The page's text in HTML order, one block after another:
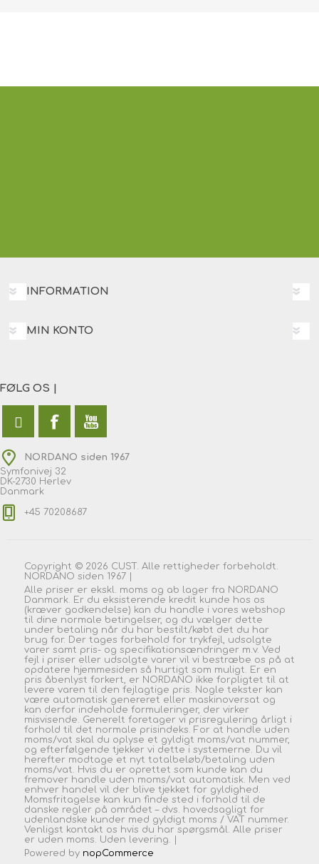
INFORMATION
MIN KONTO
FØLG OS |
NORDANO siden 1967
Symfonivej 32
DK-2730 Herlev
Danmark
+45 70208687
Copyright © 2026 CUST. Alle rettigheder forbeholdt.
NORDANO siden 1967 |
Alle priser er ekskl. moms og ab lager fra NORDANO
Danmark. Er du eksisterende kredit kunde hos os
(kræver godkendelse) kan du handle i vores webshop
til dine normale betingelser, og du vælger dette
under betaling når du har bestilt/købt det du har
brug for. Der tages forbehold for trykfejl, udsolgte
varer samt pris- og specifikationsændringer m.v. Ved
fejl i priser eller udsolgte varer vil vi bestræbe os på at
opdatere hjemmesiden så hurtigt som muligt. Er en
pris åbenlyst forkert, er NORDANO ikke forpligtet til at
levere varen til den fejlagtige pris. Nogle tekster kan
være automatisk genereret eller maskinoversat og
kan derfor indeholde formuleringer, der virker
misvisende. Generelt foretager vi prisregulering årligt i
forhold til det normale prisindeks. For at handle uden
moms/vat skal du oplyse et gyldigt moms/vat nummer,
og efterfølgende tjekker vi dette i systemerne. Du vil
herefter modtage et nyt totalbeløb/betaling uden
moms/vat. Hvis du er oprettet som kunde kan du
fremover handle uden moms/vat automatisk. Men ved
enhver handel vil der blive tjekket for gyldighed.
Momsfritagelse kan kun finde sted i forhold til de
danske regler på området – dvs. hovedsagligt for
udenlandske kunder med gyldigt moms / VAT nummer.
Venligst kontakt os hvis du har spørgsmål. Alle priser
er uden moms. Uden levering.
Powered by nopCommerce